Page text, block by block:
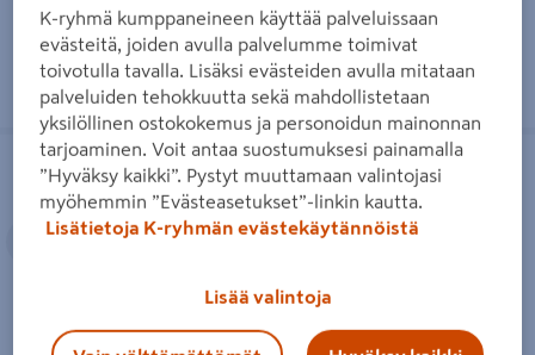
Toimitettavissa
Heti 3 myymälästä
Toimitettavissa
Heti 5 myymälästä
Kiulu + kauha KOLO valkoinen
Edellinen Seuraava
Kiulu + kauha KOLO valkoinen
Saunatuoksu KOLO
Saunatuoksu KOLO
K-ryhmä kumppaneineen käyttää palveluissaan
evästeitä, joiden avulla palvelumme toimivat
toivotulla tavalla. Lisäksi evästeiden avulla mitataan
palveluiden tehokkuutta sekä mahdollistetaan
yksilöllinen ostokokemus ja personoidun mainonnan
tarjoaminen. Voit antaa suostumuksesi painamalla
”Hyväksy kaikki”. Pystyt muuttamaan valintojasi
myöhemmin ”Evästeasetukset”-linkin kautta.
Lisätietoja K-ryhmän evästekäytännöistä
Lisää valintoja